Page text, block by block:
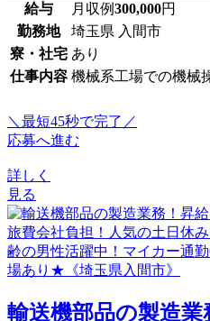
給与 月収例300,000円
勤務地
埼玉県 入間市
寮・社宅 あり
仕事内容 機械系工場での機械
＼最短45秒で完了／
応募へ進む
詳しく
見る
輸送機部品の製造業